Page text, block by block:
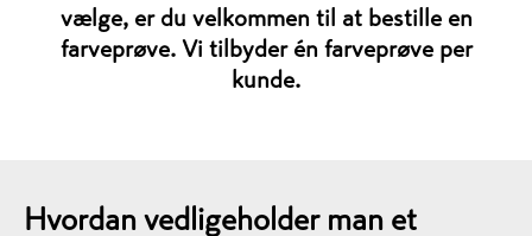
vælge, er du velkommen til at bestille en
farveprøve. Vi tilbyder én farveprøve per
kunde.
Hvordan vedligeholder man et